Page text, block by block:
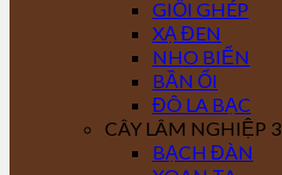
GIỔI GHÉP
XẠ ĐEN
NHO BIỂN
BẦN ỔI
ĐÔ LA BẠC
CÂY LÂM NGHIỆP 3
BẠCH ĐÀN